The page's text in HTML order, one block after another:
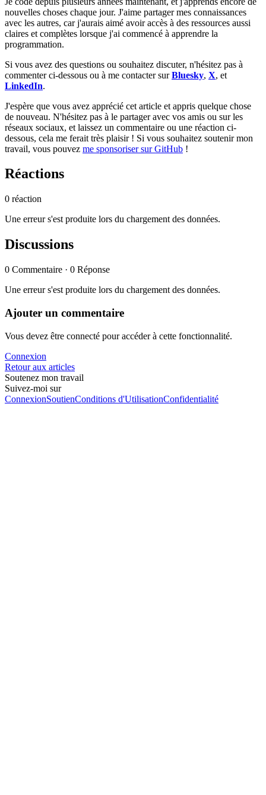
nouvelles choses chaque jour. J'aime partager mes connaissances
avec les autres, car j'aurais aimé avoir accès à des ressources aussi
claires et complètes lorsque j'ai commencé à apprendre la
programmation.
Si vous avez des questions ou souhaitez discuter, n'hésitez pas à
commenter ci-dessous ou à me contacter surBluesky, X, et
LinkedIn.
J'espère que vous avez apprécié cet article et appris quelque chose
de nouveau. N'hésitez pas à le partager avec vos amis ou sur les
réseaux sociaux, et laissez un commentaire ou une réaction ci-
dessous, cela me ferait très plaisir ! Si vous souhaitez soutenir mon
travail, vous pouvez me sponsoriser sur GitHub !
Réactions
0 réaction
Une erreur s'est produite lors du chargement des données.
Discussions
0 Commentaire · 0 Réponse
Une erreur s'est produite lors du chargement des données.
Ajouter un commentaire
Vous devez être connecté pour accéder à cette fonctionnalité.
Connexion
Retour aux articles
Soutenez mon travail
Suivez-moi sur
ConnexionSoutienConditions d'UtilisationConfidentialité